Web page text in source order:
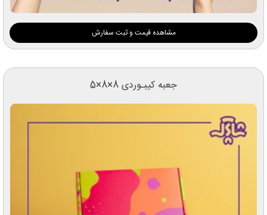
مشاهده قیمت و ثبت سفارش
جعبه کیبـوردی 8×8×5